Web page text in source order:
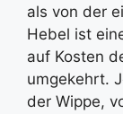
als von der
Hebel ist
auf Kosten
umgekehrt.
der Wippe,